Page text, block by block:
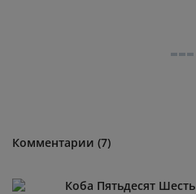
Комментарии (7)
Коба Пятьдесят Шесть